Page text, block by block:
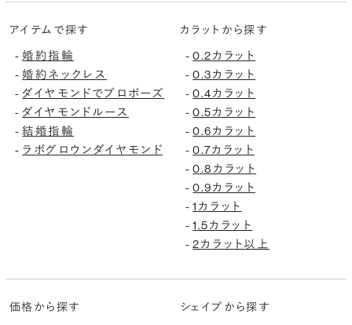
アイテムで探す
-婚約指輪
-婚約ネックレス
-ダイヤモンドでプロポーズ
-ダイヤモンドルース
-結婚指輪
- ラボグロウンダイヤモンド
カラットから探す
-0.2カラット
-0.3カラット
-0.4カラット
-0.5カラット
-0.6カラット
-0.7カラット
-0.8カラット
-0.9カラット
-1カラット
-1.5カラット
-2カラット以上
価格から探す シェイプから探す